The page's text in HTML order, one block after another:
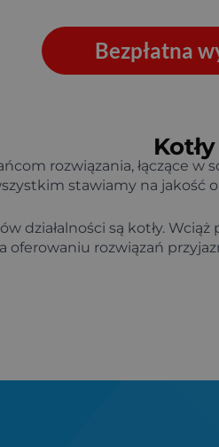
Bezpłatna
rozwiązania, łączące
stawiamy na jakość
działalności są kotły. Wciąż
rozwiązań